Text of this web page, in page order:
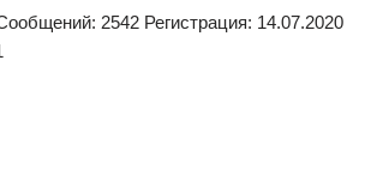
2542 Регистрация: 14.07.2020